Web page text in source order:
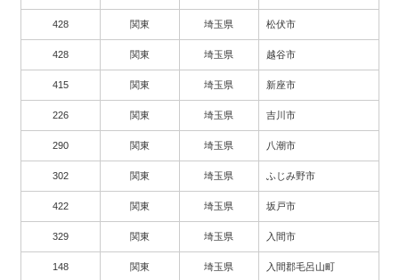
428 関東 埼玉県 松伏市
428 関東 埼玉県 越谷市
415 関東 埼玉県 新座市
226 関東 埼玉県 吉川市
290 関東 埼玉県 八潮市
302 関東 埼玉県 ふじみ野市
422 関東 埼玉県 坂戸市
329 関東 埼玉県 入間市
148 関東 埼玉県 入間郡毛呂山町